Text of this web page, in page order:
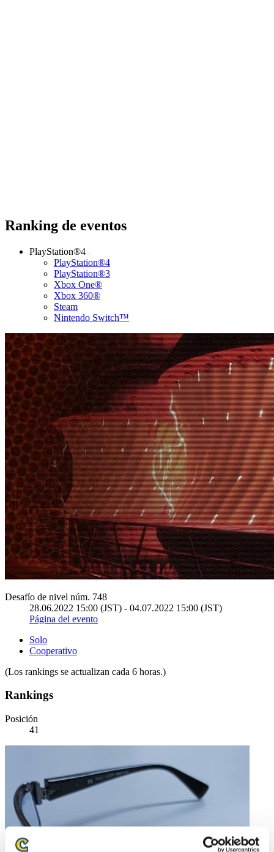
Ranking de eventos
PlayStation®4
PlayStation®4
PlayStation®3
Xbox One®
Xbox 360®
Steam
Nintendo Switch™
Desafío de nivel núm. 748
28.06.2022 15:00 (JST) - 04.07.2022 15:00 (JST)
Página del evento
Solo
Cooperativo
(Los rankings se actualizan cada 6 horas.)
Rankings
Posición
41